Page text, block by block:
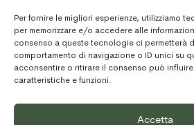
Per fornire le migliori esperienze, utilizziamo
per memorizzare e/o accedere alle
consenso a queste tecnologie ci permetterà
comportamento di navigazione o ID unici su
acconsentire o ritirare il consenso può
caratteristiche e funzioni.
Accetta
Condizioni Generaki
Privacy Policy
Cookie Policy